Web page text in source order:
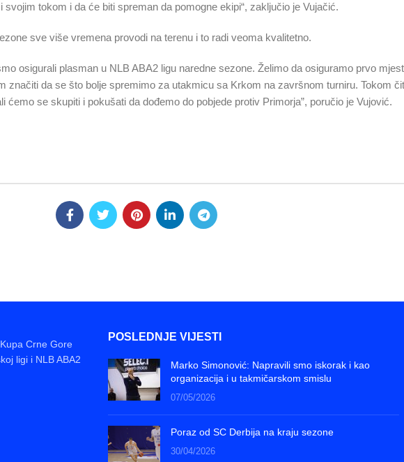
tokom i da će biti spreman da pomogne ekipi“, zaključio je Vujačić.
sve više vremena provodi na terenu i to radi veoma kvalitetno.
osigurali plasman u NLB ABA2 ligu naredne sezone. Želimo da osiguramo prvo
značiti da se što bolje spremimo za utakmicu sa Krkom na završnom turniru. Tokom
ćemo se skupiti i pokušati da dođemo do pobjede protiv Primorja”, poručio je Vujović.
Crne Gore
ligi i NLB ABA2
POSLEDNJE VIJESTI
Marko Simonović: Napravili smo iskorak i kao
organizacija i u takmičarskom smislu
07/05/2026
Poraz od SC Derbija na kraju sezone
30/04/2026